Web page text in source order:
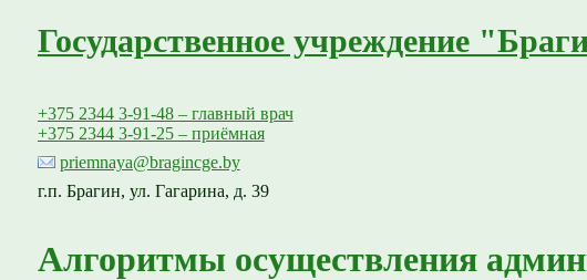
Государственное учреждение
+375 2344 3-91-48 – главный врач
+375 2344 3-91-25 – приёмная
priemnaya@bragincge.by
г.п. Брагин, ул. Гагарина, д. 39
Алгоритмы осуществления